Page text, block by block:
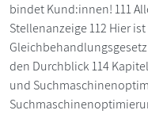
bindet Kund:innen! 111
Stellenanzeige 112 Hier
den Durchblick 114
und